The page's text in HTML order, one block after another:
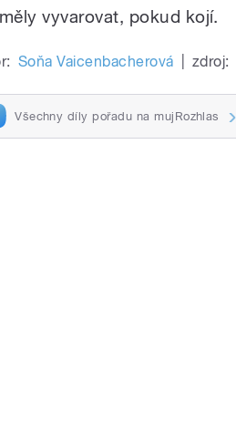
měly vyvarovat, pokud kojí.
Soňa Vaicenbacherová zdroj:
Všechny díly pořadu na mujRozhlas